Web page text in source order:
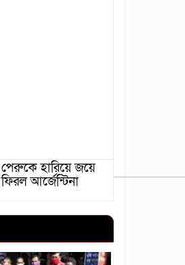
পেরুকে হারিয়ে জয়ে
ফিরল আর্জেন্টিনা